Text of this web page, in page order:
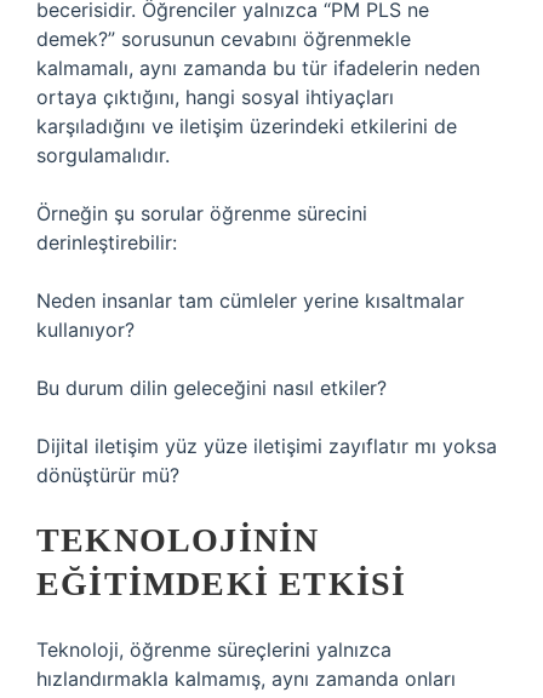
becerisidir. Öğrenciler yalnızca “PM PLS ne
demek?” sorusunun cevabını öğrenmekle
kalmamalı, aynı zamanda bu tür ifadelerin neden
ortaya çıktığını, hangi sosyal ihtiyaçları
karşıladığını ve iletişim üzerindeki etkilerini de
sorgulamalıdır.
Örneğin şu sorular öğrenme sürecini
derinleştirebilir:
Neden insanlar tam cümleler yerine kısaltmalar
kullanıyor?
Bu durum dilin geleceğini nasıl etkiler?
Dijital iletişim yüz yüze iletişimi zayıflatır mı yoksa
dönüştürür mü?
TEKNOLOJININ
EĞITIMDEKI ETKISI
Teknoloji, öğrenme süreçlerini yalnızca
hızlandırmakla kalmamış, aynı zamanda onları